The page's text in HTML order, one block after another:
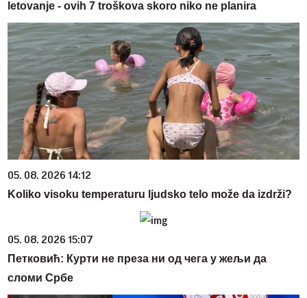
letovanje - ovih 7 troškova skoro niko ne planira
05. 08. 2026 14:12
Koliko visoku temperaturu ljudsko telo može da izdrži?
05. 08. 2026 15:07
Петковић: Курти не преза ни од чега у жељи да
сломи Србе